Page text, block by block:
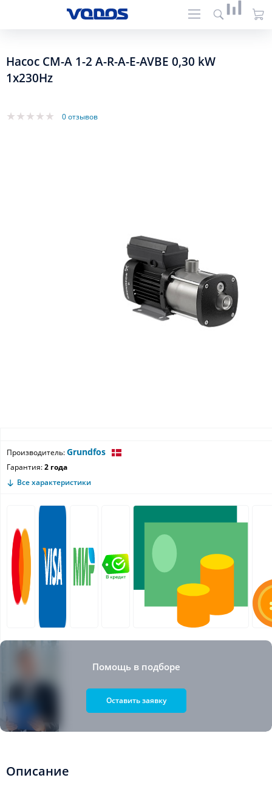
Насос CM-А 1-2 A-R-A-E-AVBE 0,30 kW
1x230Hz
0 отзывов
Производитель:Grundfos
Гарантия:2 года
Все характеристики
Помощь в подборе
Оставить заявку
Описание